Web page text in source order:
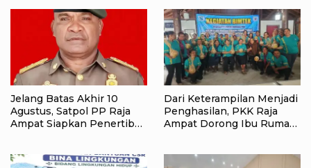
Jelang Batas Akhir 10
Agustus, Satpol PP Raja
Ampat Siapkan Penertiban
Dari Keterampilan Menjadi
Penghasilan, PKK Raja
Ampat Dorong Ibu Rumah